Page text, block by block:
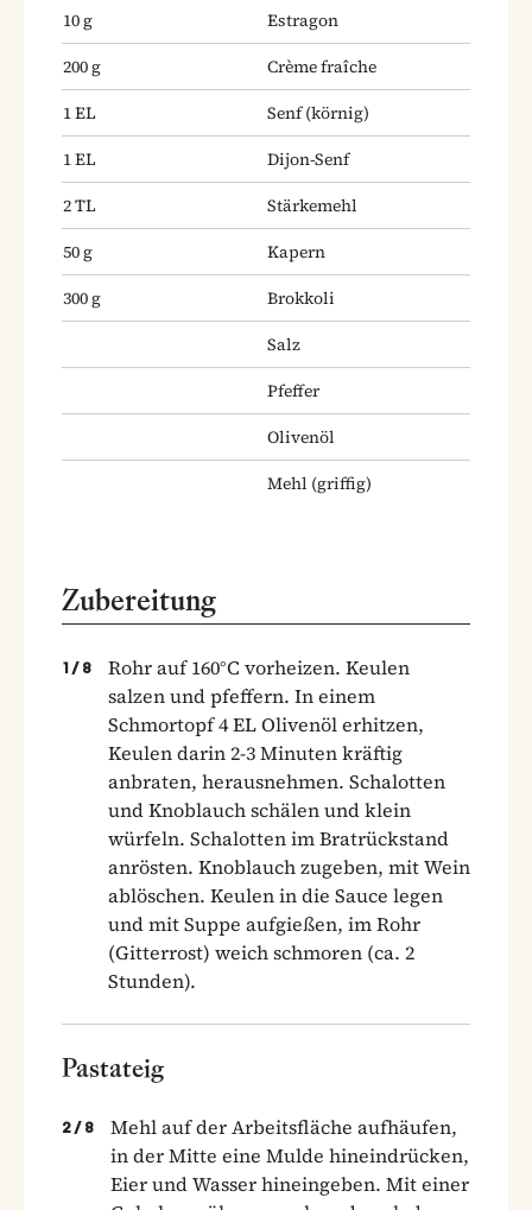
10g
Estragon
200g
Crème fraîche
1EL Senf(körnig)
1EL
Dijon-Senf
2TL
Stärkemehl
50g
Kapern
300g
Brokkoli
Salz
Pfeffer
Olivenöl
Mehl (griffig)
Zubereitung
1 / 8
Rohr auf 160°C vorheizen. Keulen
salzen und pfeffern. In einem
Schmortopf 4 EL Olivenöl erhitzen,
Keulen darin 2-3 Minuten kräftig
anbraten, herausnehmen. Schalotten
und Knoblauch schälen und klein
würfeln. Schalotten im Bratrückstand
anrösten. Knoblauch zugeben, mit Wein
ablöschen. Keulen in die Sauce legen
und mit Suppe aufgießen, im Rohr
(Gitterrost) weich schmoren (ca. 2
Stunden).
Pastateig
2 / 8
Mehl auf der Arbeitsfläche aufhäufen,
in der Mitte eine Mulde hineindrücken,
Eier und Wasser hineingeben. Mit einer